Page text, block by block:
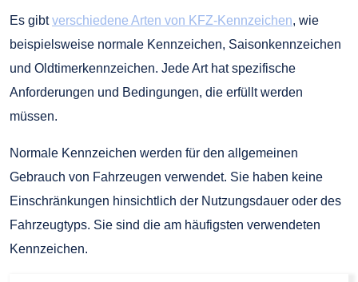
Es gibtverschiedene Arten von KFZ-Kennzeichen, wie
beispielsweise normale Kennzeichen, Saisonkennzeichen
und Oldtimerkennzeichen. Jede Art hat spezifische
Anforderungen und Bedingungen, die erfüllt werden
müssen.
Normale Kennzeichen werden für den allgemeinen
Gebrauch von Fahrzeugen verwendet. Sie haben keine
Einschränkungen hinsichtlich der Nutzungsdauer oder des
Fahrzeugtyps. Sie sind die am häufigsten verwendeten
Kennzeichen.